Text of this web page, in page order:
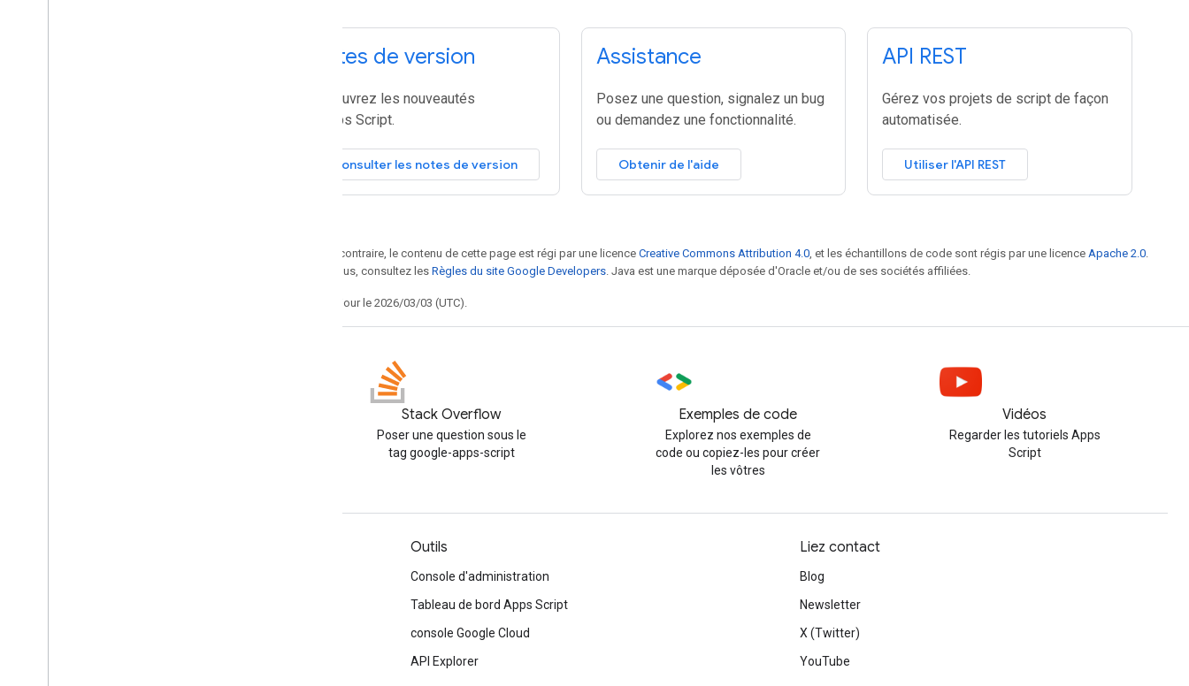
Notes de version
Découvrez les nouveautés
d'Apps Script.
Consulter les notes de version
Assistance
Posez une question, signalez un bug
ou demandez une fonctionnalité.
Obtenir de l'aide
API REST
Gérez vos projets de script de façon
automatisée.
Utiliser l'API REST
Sauf indication contraire, le contenu de cette page est régi par une licence Creative Commons Attribution 4.0, et les échantillons de code sont régis par une licence Apache 2.0.
Pour en savoir plus, consultez les Règles du site Google Developers. Java est une marque déposée d'Oracle et/ou de ses sociétés affiliées.
Dernière mise à jour le 2026/03/03 (UTC).
Stack Overflow
Poser une question sous le
tag google-apps-script
Exemples de code
Explorez nos exemples de
code ou copiez-les pour créer
les vôtres
Vidéos
Regarder les tutoriels Apps
Script
Outils
Console d'administration
Tableau de bord Apps Script
console Google Cloud
API Explorer
Liez contact
Blog
Newsletter
X (Twitter)
YouTube